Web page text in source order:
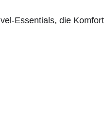
Essentials, die Komfort